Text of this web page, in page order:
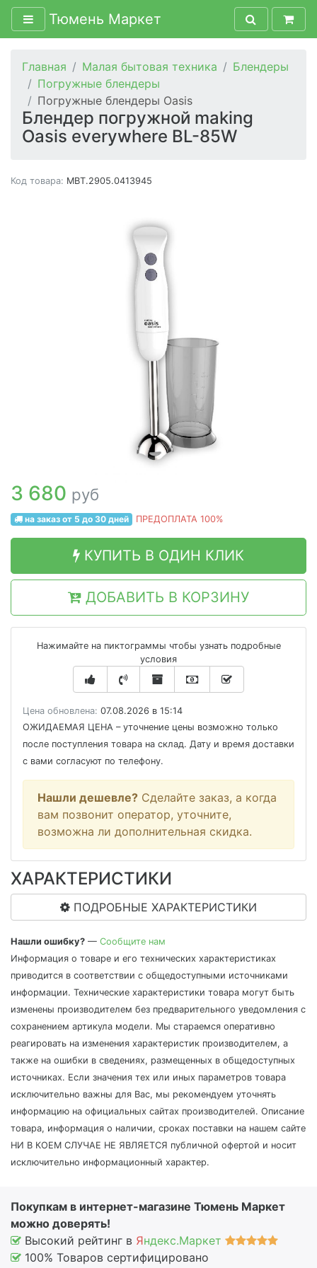
Тюмень Маркет
Главная Малая бытовая техника
Блендеры
Погружные блендеры
Погружные блендеры Oasis
Блендер погружной making
Oasis everywhere BL-85W
Код товара: MBT.2905.0413945
3 680 руб
на заказ от 5 до 30 дней ПРЕДОПЛАТА 100%
КУПИТЬ В ОДИН КЛИК
ДОБАВИТЬ В КОРЗИНУ
Нажимайте на пиктограммы чтобы узнать подробные
условия
Цена обновлена: 07.08.2026 в 15:14
ОЖИДАЕМАЯ ЦЕНА – уточнение цены возможно только
после поступления товара на склад. Дату и время доставки
с вами согласуют по телефону.
Нашли дешевле? Сделайте заказ, а когда
вам позвонит оператор, уточните,
возможна ли дополнительная скидка.
ХАРАКТЕРИСТИКИ
ПОДРОБНЫЕ ХАРАКТЕРИСТИКИ
Нашли ошибку? — Сообщите нам
Информация о товаре и его технических характеристиках
приводится в соответствии с общедоступными источниками
информации. Технические характеристики товара могут быть
изменены производителем без предварительного уведомления с
сохранением артикула модели. Мы стараемся оперативно
реагировать на изменения характеристик производителем, а
также на ошибки в сведениях, размещенных в общедоступных
источниках. Если значения тех или иных параметров товара
исключительно важны для Вас, мы рекомендуем уточнять
информацию на официальных сайтах производителей. Описание
товара, информация о наличии, сроках поставки на нашем сайте
НИ В КОЕМ СЛУЧАЕ НЕ ЯВЛЯЕТСЯ публичной офертой и носит
исключительно информационный характер.
Покупкам в интернет-магазине Тюмень Маркет
можно доверять!
Высокий рейтинг в Яндекс.Маркет
100% Товаров сертифицировано